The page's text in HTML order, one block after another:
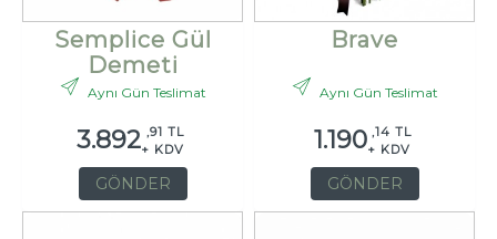
Semplice Gül
Demeti
Aynı Gün Teslimat
3.892 ,91 TL
+ KDV
GÖNDER
Brave
Aynı Gün Teslimat
1.190 ,14 TL
+ KDV
GÖNDER